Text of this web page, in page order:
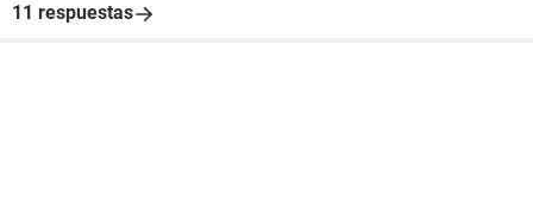
11 respuestas